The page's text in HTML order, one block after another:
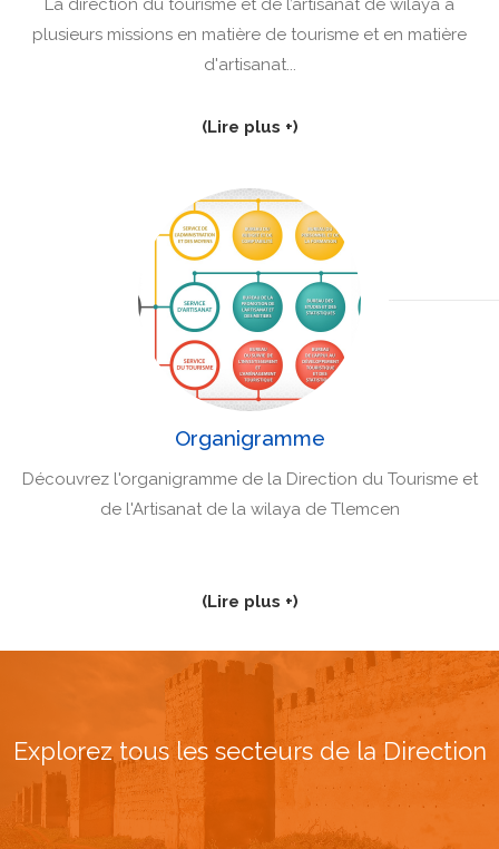
plusieurs missions en matière de tourisme et en matière
d'artisanat...
(Lire plus +)
Organigramme
Découvrez l'organigramme de la Direction du Tourisme et
de l'Artisanat de la wilaya de Tlemcen
(Lire plus +)
Explorez tous les secteurs de la Direction